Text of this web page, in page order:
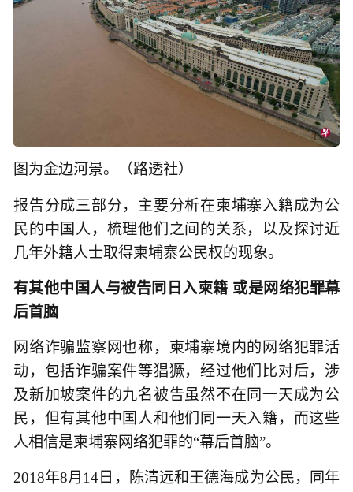
图为金边河景。（路透社）
报告分成三部分，主要分析在柬埔寨入籍成为公
民的中国人，梳理他们之间的关系，以及探讨近
几年外籍人士取得柬埔寨公民权的现象。
有其他中国人与被告同日入柬籍 或是网络犯罪幕
后首脑
网络诈骗监察网也称，柬埔寨境内的网络犯罪活
动，包括诈骗案件等猖獗，经过他们比对后，涉
及新加坡案件的九名被告虽然不在同一天成为公
民，但有其他中国人和他们同一天入籍，而这些
人相信是柬埔寨网络犯罪的“幕后首脑”。
2018年8月14日，陈清远和王德海成为公民，同年